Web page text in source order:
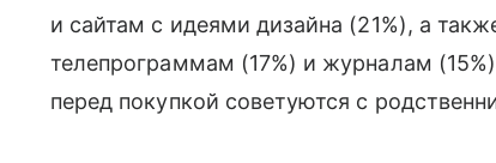
и сайтам с идеями дизайна (21%), а
телепрограммам (17%) и журналам
перед покупкой советуются с